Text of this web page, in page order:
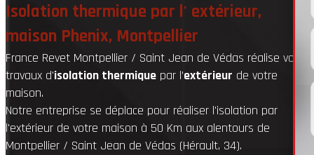
Isolation thermique par l' extérieur,
maison Phenix, Montpellier
France Revet Montpellier / Saint Jean de Védas réalise vos
travaux d'isolation thermique par l’extérieur de votre
maison.
Notre entreprise se déplace pour réaliser l'isolation par
l'extérieur de votre maison à 50 Km aux alentours de
Montpellier / Saint Jean de Védas (Hérault, 34).